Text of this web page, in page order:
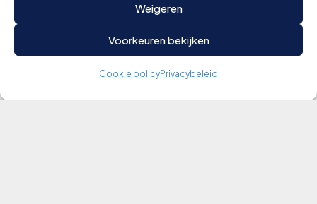
Weigeren
Voorkeuren bekijken
Cookie policyPrivacybeleid